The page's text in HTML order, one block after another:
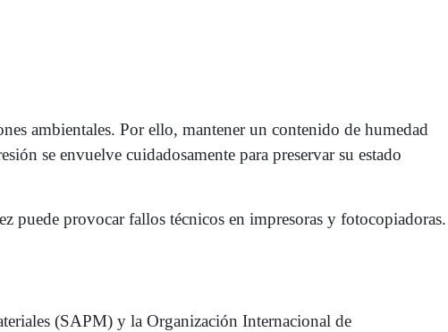
ambientales. Por ello, mantener un contenido de humedad
se envuelve cuidadosamente para preservar su estado
puede provocar fallos técnicos en impresoras y fotocopiadoras.
(SAPM) y la Organización Internacional de